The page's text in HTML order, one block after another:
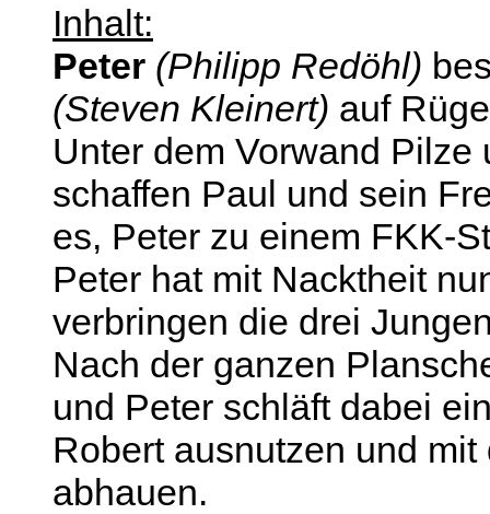
Inhalt:
Peter (Philipp Redöhl)
(Steven Kleinert) auf
Unter dem Vorwand
schaffen Paul und sein
es, Peter zu einem FKK-
Peter hat mit Nacktheit
verbringen die drei
Nach der ganzen
und Peter schläft dabei
Robert ausnutzen und
abhauen.